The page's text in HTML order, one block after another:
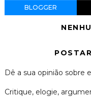
BLOGGER
Dê a sua opinião sobre
Critique, elogie,